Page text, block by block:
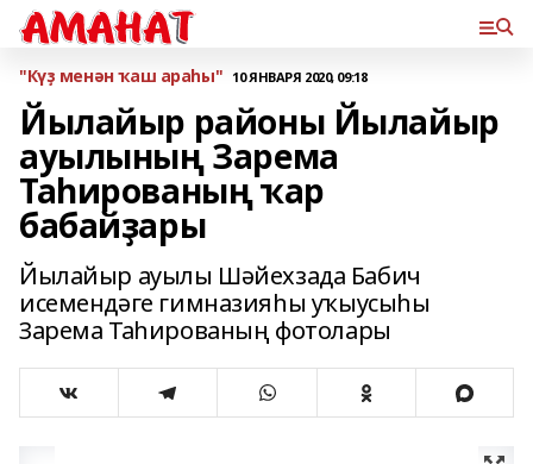
"Күҙ менән ҡаш араһы" 10 ЯНВАРЯ 2020, 09:18
Йылайыр районы Йылайыр
ауылының Зарема
Таһированың ҡар
бабайҙары
Йылайыр ауылы Шәйехзада Бабич
исемендәге гимназияһы уҡыусыһы
Зарема Таһированың фотолары